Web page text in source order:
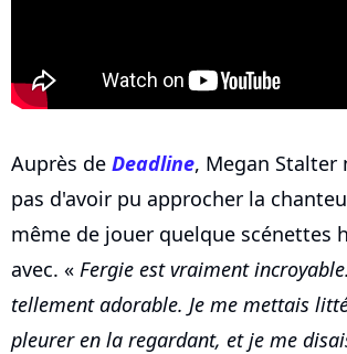
Auprès de Deadline, Megan Stalter
pas d'avoir pu approcher la
même de jouer quelque scénettes
avec. « Fergie est vraiment
tellement adorable. Je me mettais
pleurer en la regardant, et je me